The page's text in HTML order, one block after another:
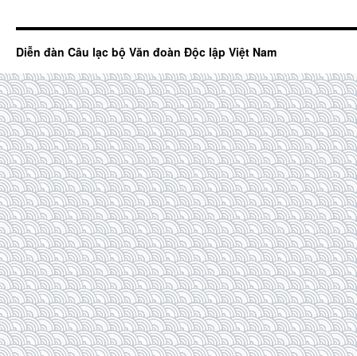
Diễn đàn Câu lạc bộ Văn đoàn Độc lập Việt Nam